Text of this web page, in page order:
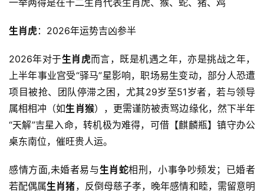
一举两得是在十二生肖代表生肖虎、猴、蛇、猪、鸡
生肖虎：2026年运势吉凶参半
2026年对于生肖虎而言，既是机遇之年，亦是挑战之年，
上半年事业宫受“驿马”星影响，职场易生变动，部分人恐遭
项目被抢、团队停滞之困，尤其29岁至51岁者，若与领导
属相相冲（如生肖猴），更需谨防被责骂边缘化，然下半年
“天解”吉星入命，转机极为难得，可借【麒麟瓶】镇守办公
桌东南位，催旺贵人运。
感情方面,未婚者易与生肖蛇相刑，小事争吵频发；已婚者
若配偶属生肖猪，反倒母慈子孝，晚年感情和睦，需留意明